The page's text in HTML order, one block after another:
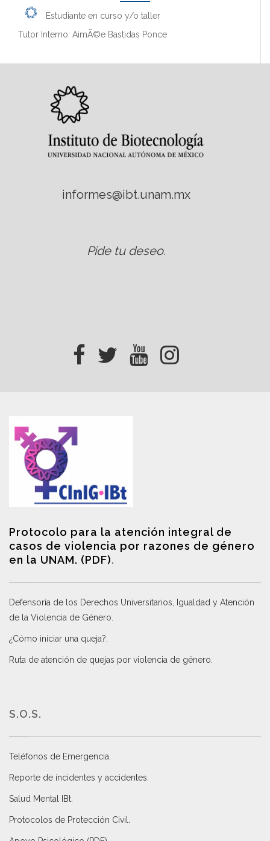
Estudiante en curso y/o taller
Tutor Interno: AimÃ©e Bastidas Ponce
informes@ibt.unam.mx
Pide tu deseo.
Protocolo para la atención integral de
casos de violencia por razones de género
en la UNAM. (PDF).
Defensoría de los Derechos Universitarios, Igualdad y Atención
de la Violencia de Género
¿Cómo iniciar una queja?
Ruta de atención de quejas por violencia de género
S.O.S.
Teléfonos de Emergencia.
Reporte de incidentes y accidentes
Salud Mental IBt
Protocolos de Protección Civil